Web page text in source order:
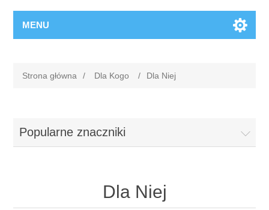
MENU
Strona główna / Dla Kogo / Dla Niej
Popularne znaczniki
Dla Niej